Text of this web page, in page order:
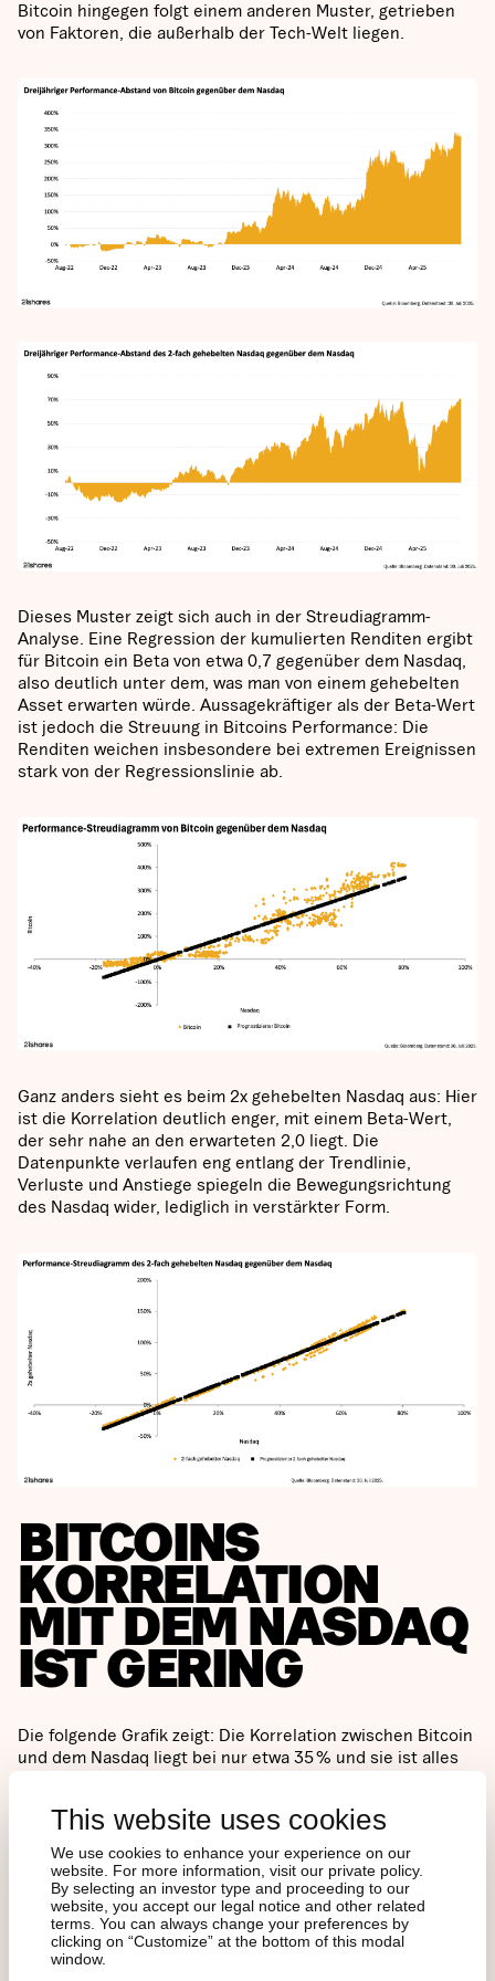
This website uses cookies
We use cookies to enhance your experience on our
website. For more information, visit our private policy.
By selecting an investor type and proceeding to our
website, you accept our legal notice and other related
terms. You can always change your preferences by
clicking on “Customize” at the bottom of this modal
window.
Bitcoin hingegen folgt einem anderen Muster, getrieben
von Faktoren, die außerhalb der Tech-Welt liegen.
Dieses Muster zeigt sich auch in der Streudiagramm-
Analyse. Eine Regression der kumulierten Renditen ergibt
für Bitcoin ein Beta von etwa 0,7 gegenüber dem Nasdaq,
also deutlich unter dem, was man von einem gehebelten
Asset erwarten würde. Aussagekräftiger als der Beta-Wert
ist jedoch die Streuung in Bitcoins Performance: Die
Renditen weichen insbesondere bei extremen Ereignissen
stark von der Regressionslinie ab.
Ganz anders sieht es beim 2x gehebelten Nasdaq aus: Hier
ist die Korrelation deutlich enger, mit einem Beta-Wert,
der sehr nahe an den erwarteten 2,0 liegt. Die
Datenpunkte verlaufen eng entlang der Trendlinie,
Verluste und Anstiege spiegeln die Bewegungsrichtung
des Nasdaq wider, lediglich in verstärkter Form.
BITCOINS
KORRELATION
MIT DEM NASDAQ
IST GERING
Die folgende Grafik zeigt: Die Korrelation zwischen Bitcoin
und dem Nasdaq liegt bei nur etwa 35 % und sie ist alles
wirtschaftlichen Umbrüchen ein. Das unterstreicht
Bitcoins eigenständiges Verhalten.
Zwei aktuelle Beispiele stechen hervor:
Im April 2025, als Handelskonflikte die Aktienmärkte